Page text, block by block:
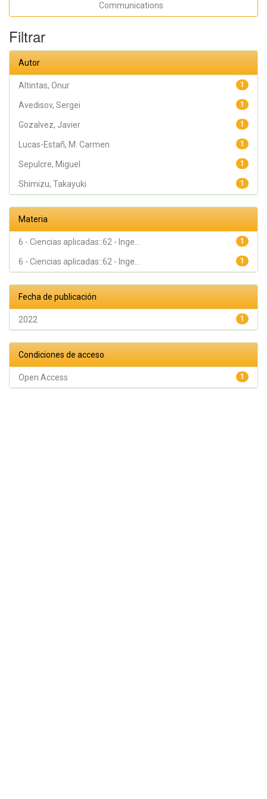
Communications
Sergei;
Miguel
Filtrar
Autor
1
Altintas, Onur
1
Avedisov, Sergei
1
Gozalvez, Javier
1
Lucas-Estañ, M. Carmen
1
Sepulcre, Miguel
1
Shimizu, Takayuki
Materia
1
6 - Ciencias aplicadas::62 - Inge...
1
6 - Ciencias aplicadas::62 - Inge...
Fecha de publicación
1
2022
Condiciones de acceso
1
Open Access